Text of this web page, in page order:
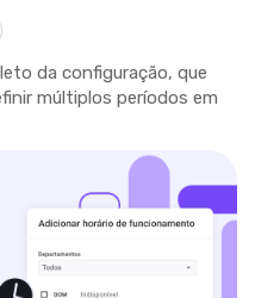
da configuração, que
múltiplos períodos em